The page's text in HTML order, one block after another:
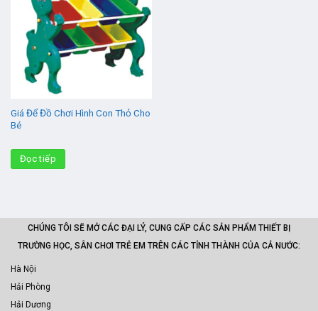
Giá Để Đồ Chơi Hình Con Thỏ Cho
Bé
Đọc tiếp
CHÚNG TÔI SẼ MỞ CÁC ĐẠI LÝ, CUNG CẤP CÁC SẢN PHẨM THIẾT BỊ
TRƯỜNG HỌC, SÂN CHƠI TRẺ EM TRÊN CÁC TỈNH THÀNH CỦA CẢ NƯỚC:
Hà Nội
Hải Phòng
Hải Dương